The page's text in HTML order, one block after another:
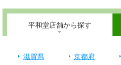
平和堂店舗から探す
滋賀県 京都府